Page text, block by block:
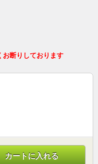
断りしております
カートに入れる